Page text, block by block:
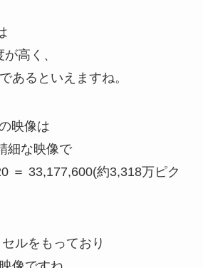
高く、
あるといえますね。
映像は
細な映像で
＝ 33,177,600(約3,318万ピク
ルをもっており